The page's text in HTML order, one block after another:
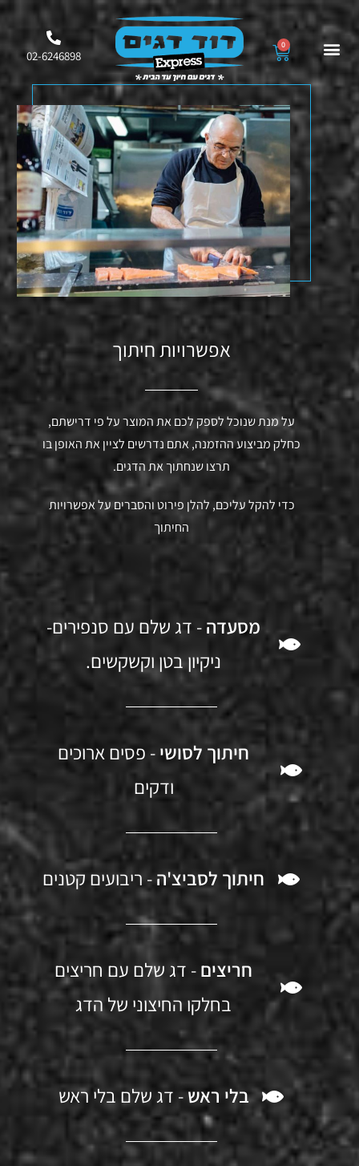
0
02-6246898
אפשרויות חיתוך
על מנת שנוכל לספק לכם את המוצר על פי דרישתם,
כחלק מביצוע ההזמנה, אתם נדרשים לציין את האופן בו
תרצו שנחתוך את הדגים.
כדי להקל עליכם, להלן פירוט והסברים על אפשרויות
החיתוך
מסעדה- דג שלם עם סנפירים-
ניקיון בטן וקשקשים.
חיתוך לסושי- פסים ארוכים
ודקים
חיתוך לסביצ'ה- ריבועים קטנים
חריצים- דג שלם עם חריצים
בחלקו החיצוני של הדג
בלי ראש- דג שלם בלי ראש